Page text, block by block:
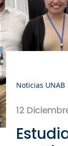
Noticias UNAB
12